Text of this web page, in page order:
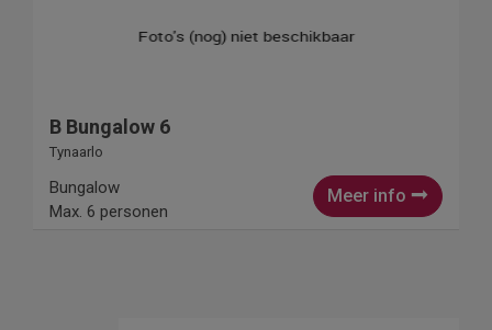
B Bungalow 6
Tynaarlo
Meer info
Bungalow
Max. 6 personen